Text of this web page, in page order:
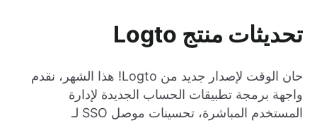
تحديثات منتج Logto
حان الوقت لإصدار جديد من Logto! هذا الشهر، نقدم
واجهة برمجة تطبيقات الحساب الجديدة لإدارة
المستخدم المباشرة، تحسينات موصل SSO لـ